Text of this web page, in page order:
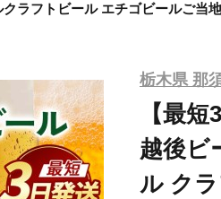
ラフトビール エチゴビールご当
栃木県 那須
【最
越後ビ
ル ク